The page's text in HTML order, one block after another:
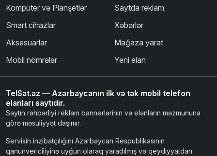
Kompüter və Planşetlər
Smart cihazlar
Aksesuarlar
Mobil nömrələr
Saytda reklam
Xəbərlər
Mağaza yarat
Yeni elan
TelSat.az — Azərbaycanın ilk və tək mobil telefon
elanları saytıdır.
Saytın rəhbərliyi reklam bannerlərinin və elanların məzmununa
görə məsuliyyət daşımır.
Servisin inzibatçılığını Azərbaycan Respublikasının
qanunvericiliyinə uyğun olaraq yaradılmış və qeydiyyatdan